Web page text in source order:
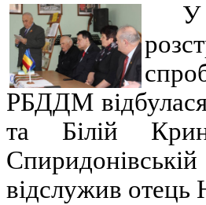
У
РБДДМ
та Білій
відслужив отець